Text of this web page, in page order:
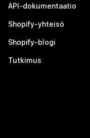
API-dokumentaatio
Shopify-yhteisö
Shopify-blogi
Tutkimus